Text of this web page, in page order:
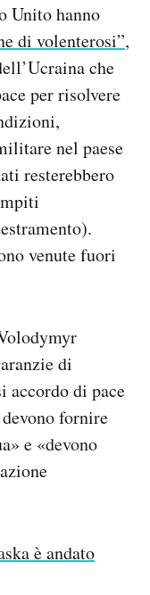
Unito hanno
di volenterosi”,
che
per risolvere
nel paese
resterebbero
venute fuori
di
accordo di pace
fornire
e «devono
è andato